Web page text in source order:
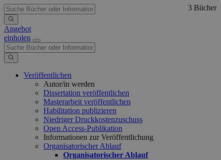
Angebot
einholen
Veröffentlichen
Autor/in werden
Dissertation veröffentlichen
Masterarbeit veröffentlichen
Habilitation publizieren
Niedriger Druckkostenzuschuss
Open Access-Publikation
Informationen zur Veröffentlichung
Organisatorischer Ablauf
Organisatorischer Ablauf
3 Bücher